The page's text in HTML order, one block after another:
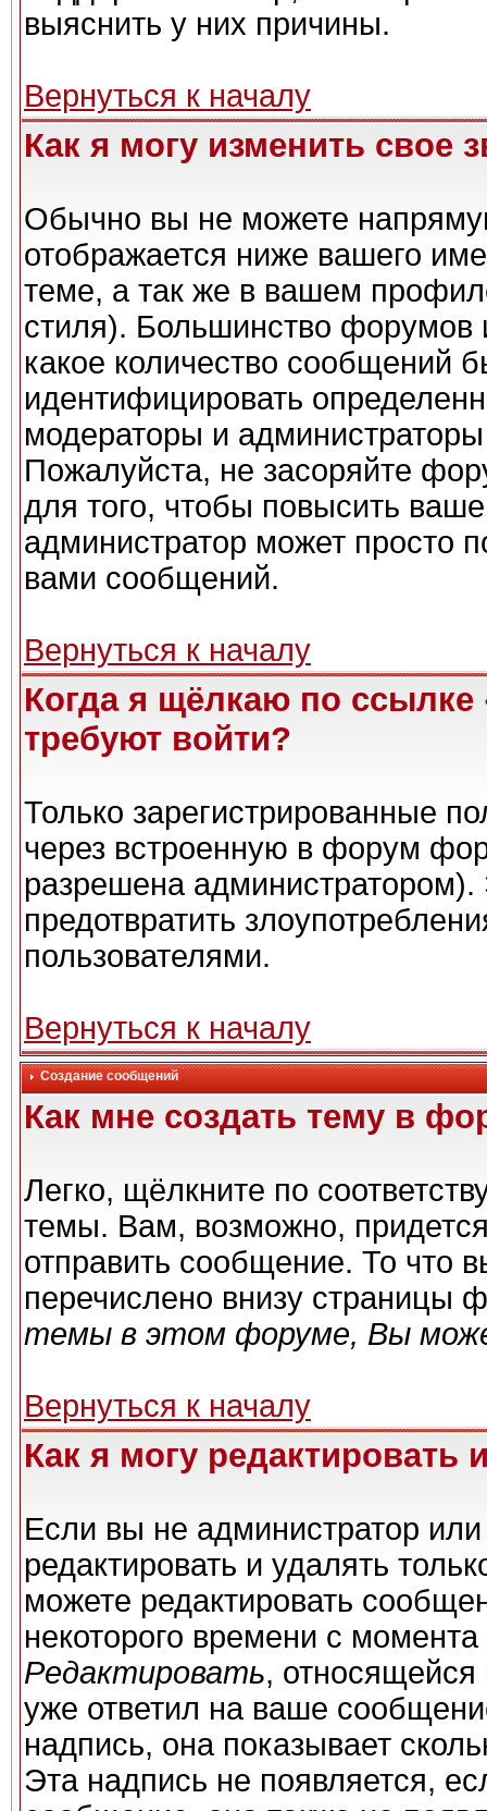
выяснить у них причины.
Вернуться к началу
Как я могу изменить свое
Обычно вы не можете
отображается ниже вашего
теме, а так же в вашем
стиля). Большинство форумов
какое количество сообщений
идентифицировать
модераторы и
Пожалуйста, не засоряйте
для того, чтобы повысить
администратор может просто
вами сообщений.
Вернуться к началу
Когда я щёлкаю по ссылке
требуют войти?
Только зарегистрированные
через встроенную в форум
разрешена
предотвратить
пользователями.
Вернуться к началу
Создание сообщений
Как мне создать тему в
Легко, щёлкните по
темы. Вам, возможно,
отправить сообщение. То что
перечислено внизу страницы
темы в этом форуме, Вы
Вернуться к началу
Как я могу
Если вы не администратор
редактировать и удалять
можете редактировать
некоторого времени с
Редактировать,
уже ответил на ваше
надпись, она показывает
Эта надпись не появляется,